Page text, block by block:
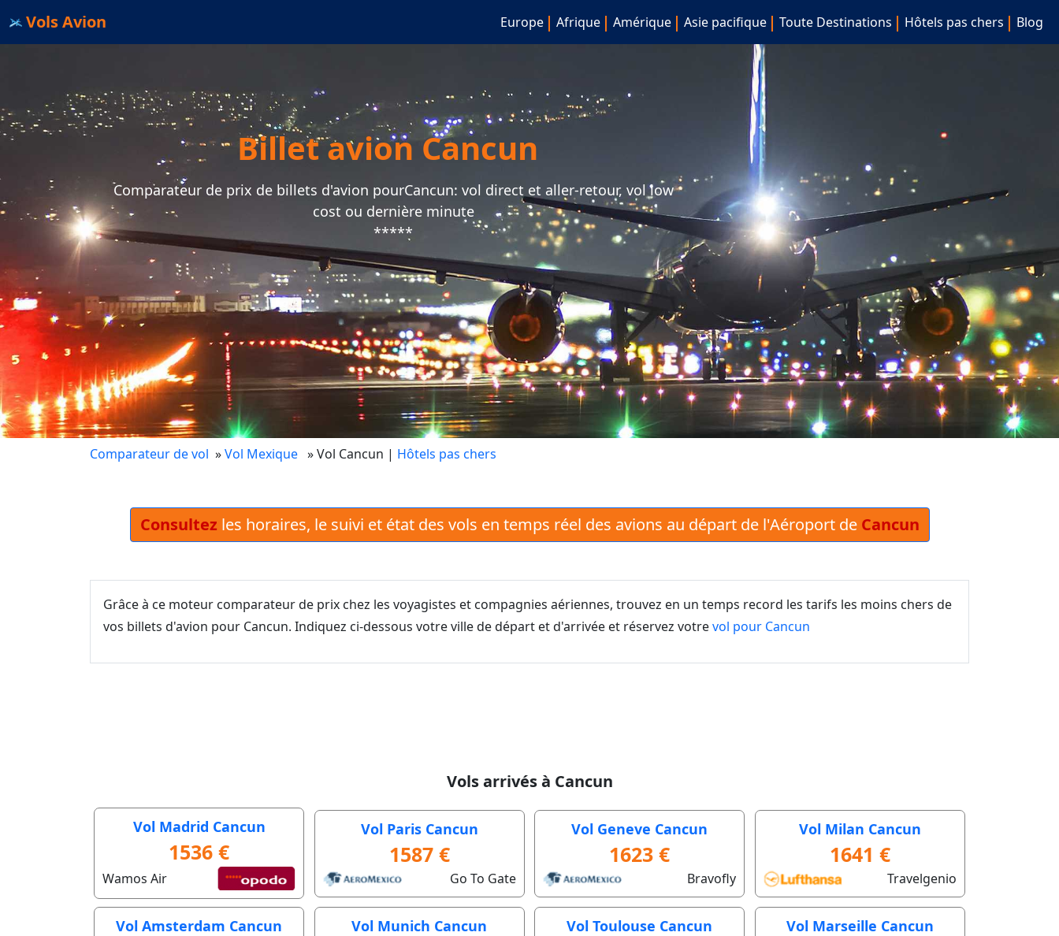
Vols Avion Europe Afrique Amérique Asie pacifique Toute Destinations Hôtels pas chers Blog
Billet avion Cancun
Comparateur de prix de billets d'avion pourCancun: vol direct et aller-retour, vol low
cost ou dernière minute
*****
Comparateur de vol »Vol Mexique » Vol Cancun | Hôtels pas chers
Consultez les horaires, le suivi et état des vols en temps réel des avions au départ de l'Aéroport de Cancun
Grâce à ce moteur comparateur de prix chez les voyagistes et compagnies aériennes, trouvez en un temps record les tarifs les moins chers de
vos billets d'avion pour Cancun. Indiquez ci-dessous votre ville de départ et d'arrivée et réservez votrevol pour Cancun
Vols arrivés à Cancun
Vol Madrid Cancun
1536 €
Wamos Air
Vol Paris Cancun
1587 €
Go To Gate
Vol Geneve Cancun
1623 €
Bravofly
Vol Milan Cancun
1641 €
Travelgenio
Vol Amsterdam Cancun Vol Munich Cancun Vol Toulouse Cancun Vol Marseille Cancun